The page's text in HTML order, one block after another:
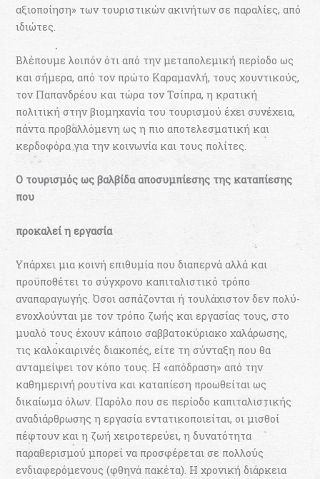
αξιοποίηση» των τουριστικών ακινήτων σε παραλίες, από
ιδιώτες.
Βλέπουμε λοιπόν ότι από την μεταπολεμική περίοδο ως
και σήμερα, από τον πρώτο Καραμανλή, τους χουντικούς,
τον Παπανδρέου και τώρα τον Τσίπρα, η κρατική
πολιτική στην βιομηχανία του τουρισμού έχει συνέχεια,
πάντα προβαλλόμενη ως η πιο αποτελεσματική και
κερδοφόρα για την κοινωνία και τους πολίτες.
Ο τουρισμός ως βαλβίδα αποσυμπίεσης της καταπίεσης
που
προκαλεί η εργασία
Υπάρχει μια κοινή επιθυμία που διαπερνά αλλά και
προϋποθέτει το σύγχρονο καπιταλιστικό τρόπο
αναπαραγωγής. Όσοι ασπάζονται ή τουλάχιστον δεν πολύ-
ενοχλούνται με τον τρόπο ζωής και εργασίας τους, στο
μυαλό τους έχουν κάποιο σαββατοκύριακο χαλάρωσης,
τις καλοκαιρινές διακοπές, είτε τη σύνταξη που θα
ανταμείψει τον κόπο τους. Η «απόδραση» από την
καθημερινή ρουτίνα και καταπίεση προωθείται ως
δικαίωμα όλων. Παρόλο που σε περίοδο καπιταλιστικής
αναδιάρθρωσης η εργασία εντατικοποιείται, οι μισθοί
πέφτουν και η ζωή χειροτερεύει, η δυνατότητα
παραθερισμού μπορεί να προσφέρεται σε πολλούς
ενδιαφερόμενους (φθηνά πακέτα). Η χρονική διάρκεια